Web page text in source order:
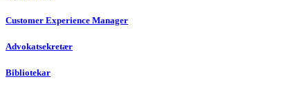
Customer Experience Manager
Advokatsekretær
Bibliotekar